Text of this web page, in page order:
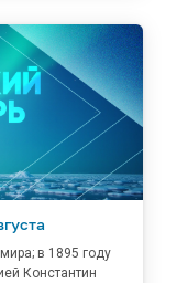
в 1895 году
Константин